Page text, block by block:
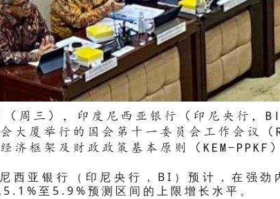
周三），印度尼西亚银行（印尼央行，
大厦举行的国会第十一委员会工作会议
济框架及财政政策基本原则（KEM-PPKF
西亚银行（印尼央行，BI）预计，在强
至5.9%预测区间的上限增长水平。